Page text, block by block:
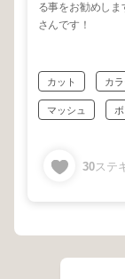
る事をお勧めし
さんです！
カット カ
マッシュ
30ステ